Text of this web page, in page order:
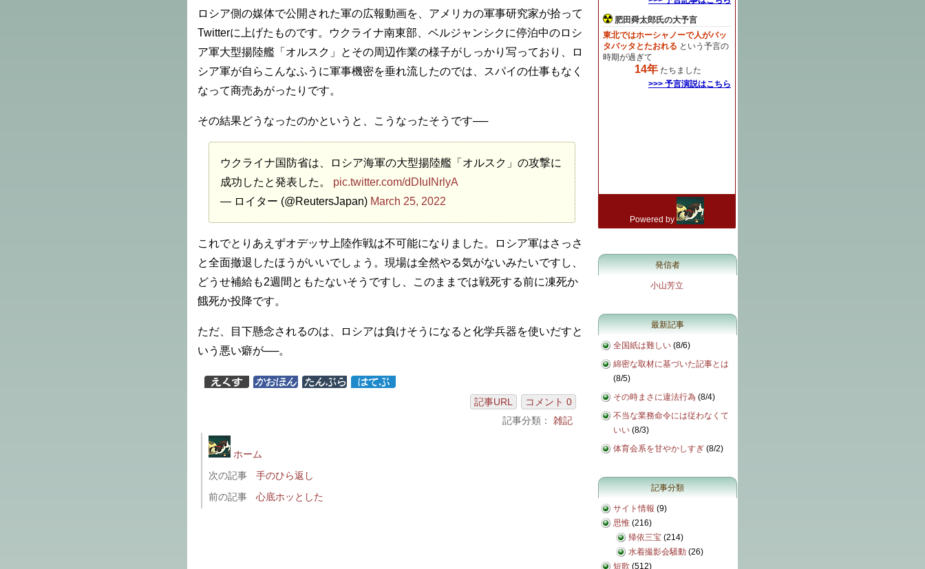
ロシア側の媒体で公開された軍の広報動画を、アメリカの軍事研究家が拾って
Twitterに上げたものです。ウクライナ南東部、ベルジャンシクに停泊中のロシ
ア軍大型揚陸艦「オルスク」とその周辺作業の様子がしっかり写っており、ロ
シア軍が自らこんなふうに軍事機密を垂れ流したのでは、スパイの仕事もなく
なって商売あがったりです。
その結果どうなったのかというと、こうなったそうです──
ウクライナ国防省は、ロシア海軍の大型揚陸艦「オルスク」の攻撃に
成功したと発表した。 pic.twitter.com/dDIuINrlyA
— ロイター (@ReutersJapan) March 25, 2022
これでとりあえずオデッサ上陸作戦は不可能になりました。ロシア軍はさっさ
と全面撤退したほうがいいでしょう。現場は全然やる気がないみたいですし、
どうせ補給も2週間ともたないそうですし、このままでは戦死する前に凍死か
餓死か投降です。
ただ、目下懸念されるのは、ロシアは負けそうになると化学兵器を使いだすと
いう悪い癖が──。
記事URL
コメント 0
記事分類： 雑記
ホーム
次の記事
手のひら返し
前の記事
心底ホッとした
発信者
小山芳立
最新記事
全国紙は難しい (8/6)
綿密な取材に基づいた記事とは
(8/5)
その時まさに違法行為 (8/4)
不当な業務命令には従わなくて
いい (8/3)
体育会系を甘やかしすぎ (8/2)
記事分類
サイト情報 (9)
思惟 (216)
帰依三宝 (214)
水着撮影会騒動 (26)
短歌 (512)